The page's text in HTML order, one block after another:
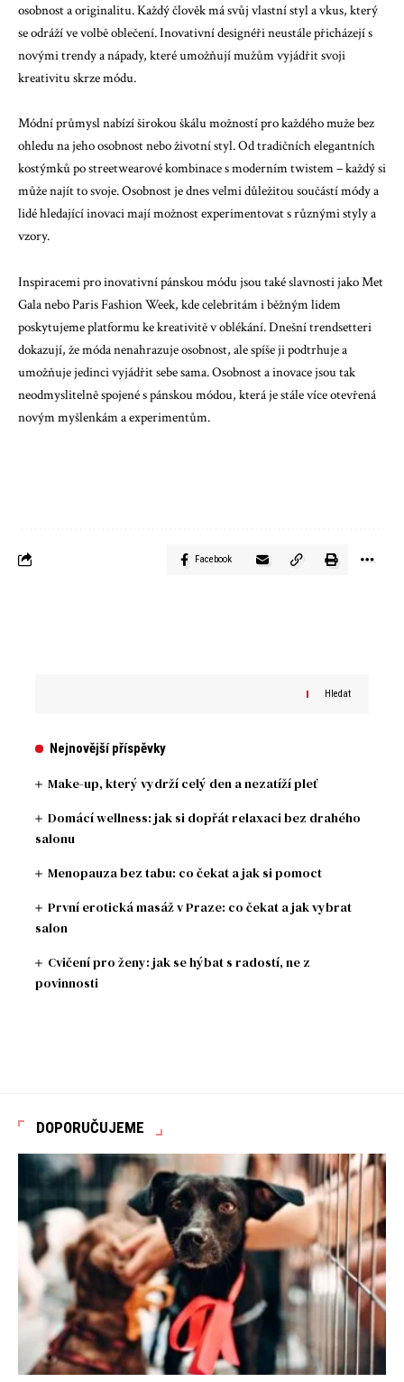
osobnost a originalitu. Každý člověk má svůj vlastní styl a vkus, který
se odráží ve volbě oblečení. Inovativní designéři neustále přicházejí s
novými trendy a nápady, které umožňují mužům vyjádřit svoji
kreativitu skrze módu.
Módní průmysl nabízí širokou škálu možností pro každého muže bez
ohledu na jeho osobnost nebo životní styl. Od tradičních elegantních
kostýmků po streetwearové kombinace s moderním twistem – každý si
může najít to svoje. Osobnost je dnes velmi důležitou součástí módy a
lidé hledající inovaci mají možnost experimentovat s různými styly a
vzory.
Inspiracemi pro inovativní pánskou módu jsou také slavnosti jako Met
Gala nebo Paris Fashion Week, kde celebritám i běžným lidem
poskytujeme platformu ke kreativitě v oblékání. Dnešní trendsetteri
dokazují, že móda nenahrazuje osobnost, ale spíše ji podtrhuje a
umožňuje jedinci vyjádřit sebe sama. Osobnost a inovace jsou tak
neodmyslitelně spojené s pánskou módou, která je stále více otevřená
novým myšlenkám a experimentům.
Facebook
Hledat
Nejnovější příspěvky
Make-up, který vydrží celý den a nezatíží pleť
Domácí wellness: jak si dopřát relaxaci bez drahého
salonu
Menopauza bez tabu: co čekat a jak si pomoct
První erotická masáž v Praze: co čekat a jak vybrat
salon
Cvičení pro ženy: jak se hýbat s radostí, ne z
povinnosti
DOPORUČUJEME